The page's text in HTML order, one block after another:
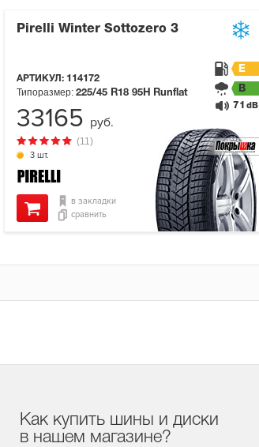
Pirelli Winter Sottozero 3
АРТИКУЛ: 114172
3 шт.
(11)
Типоразмер: 225/45 R18 95H Runflat
E
B
71 dB
в закладки
сравнить
33165 руб.
Как купить шины и диски
в нашем магазине?